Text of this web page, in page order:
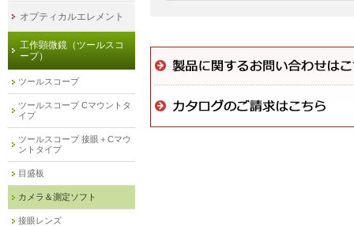
オプティカルエレメント
工作顕微鏡（ツールスコ
ープ）
ツールスコープ
ツールスコープ Cマウントタ
イプ
ツールスコープ 接眼＋Cマウ
ントタイプ
目盛板
カメラ＆測定ソフト
接眼レンズ